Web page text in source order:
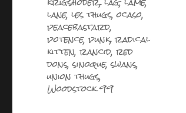
lane,les thugs,ocaso,
peacebastard,
potence,punk,radical
kitten,rancid,red
dons,sinoque,swans,
union thugs,
Woodstock 99